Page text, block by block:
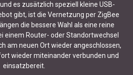
es zusätzlich speziell kleine USB-
gibt, ist die Vernetzung per ZigBee
die bessere Wahl als eine reine
einem Router- oder Standortwechsel
am neuen Ort wieder angeschlossen,
wieder miteinander verbunden und
einsatzbereit.